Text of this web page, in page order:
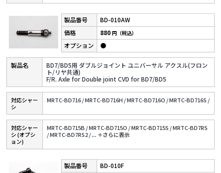
BD-010AW
BD7/BD5用 ダブルジョイント ユニバーサル アクスル(フロン
ト/リヤ共通)
F/R. Axle for Double joint CVD for BD7/BD5
880円（税込）
●
対応シャー
シ
MRTC-BD716 /MRTC-BD716H /MRTC-BD716O /MRTC-BD716S /
対応シャー
シ (オプシ
ョン)
MRTC-BD715B /MRTC-BD715O /MRTC-BD715S /MRTC-BD7RS
/MRTC-BD7RS2 /... ＋さらに表⽰
BD-010F